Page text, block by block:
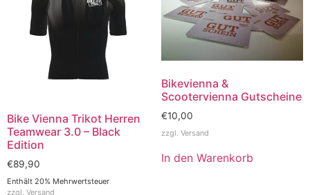
Bike Vienna Trikot Herren
Teamwear 3.0 – Black
Edition
€89,90
Enthält 20% Mehrwertsteuer
zzgl. Versand
Bikevienna &
Scootervienna Gutscheine
€10,00
zzgl. Versand
In den Warenkorb